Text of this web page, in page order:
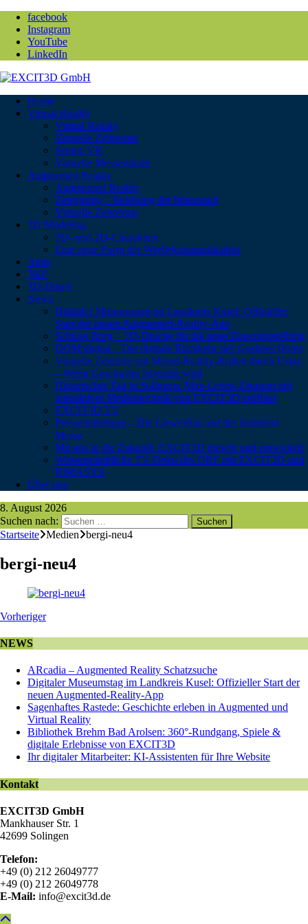
facebook
Instagram
YouTube
LinkedIn
Home
Virtual Reality
Virtual Reality
Virtuelle Zeitreisen
Senior-VR
Virtuelle Messestände
Augmented Reality
Augmented Reality
Zeitsprung – Belebung der Innenstadt
Virtuelle Zeitreisen
3D Modeling
3D- und 2D-Charaktere
Eine neue Form der Werbekommunikation
Apps
360°
3D-Druck
News
Digitaler Museumstag im Landkreis Kusel: Offizieller
Start der neuen Augmented-Reality-App
Schloss Burg – 3D-Drucke für die neue Dauerausstellung
DOM:digital – Die digitale Rückkehr des Goslarer Doms
Virtuelle Zeitreise mit Mixed-Reality-Brillen durch Uslar
– Wenn Geschichte lebendig wird
Historischer Tag in Solingen: Max-Leven-Zentrum mit
interaktiver Medientechnik von EXCIT3D eröffnet
EXCIT3D TV
Pressemitteilung – Die Liewerfrau auf der formnext
Messe
Mit uns in die Zukunft: EXCIT3D forscht und entwickelt
Wissenschaftliche TV-Doku des ORF mit EXCIT3D und
RIMASYS
Über uns
8. August 2026
Suchen nach:
Startseite Medien bergi-neu4
bergi-neu4
Vorheriger
NEWS
ARcadia – Augmented Reality Schatzsuche
Digitaler Museumstag im Landkreis Kusel: Offizieller Start der
neuen Augmented-Reality-App
Sagenhaftes Rastede: Geschichte erleben in Augmented und
Virtual Reality
Bibliothek Brehm Bad Arolsen: 360°-Rundgang, Spiele &
digitale Erlebnisse von EXCIT3D
Ihr digitaler Mitarbeiter: KI-Assistenten für Ihre Website
Kontakt
EXCIT3D GmbH
Mankhauser Str. 1
42699 Solingen
Telefon:
+49 (0) 212 26049777
+49 (0) 212 26049778
E-Mail: info@excit3d.de